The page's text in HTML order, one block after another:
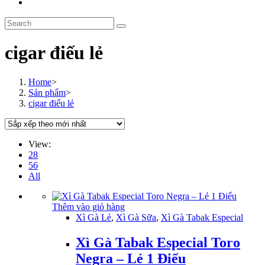
search
Search
this
cigar điếu lẻ
Home>
Sản phẩm>
cigar điếu lẻ
View:
28
56
All
Thêm vào giỏ hàng
Xì Gà Lẻ, Xì Gà Sữa, Xì Gà Tabak Especial
Xì Gà Tabak Especial Toro
Negra – Lẻ 1 Điếu